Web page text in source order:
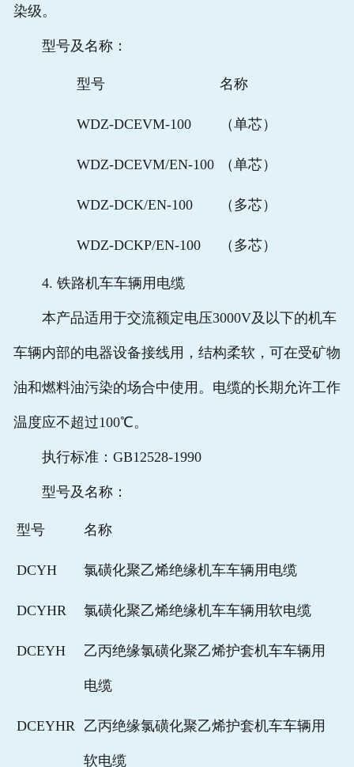
染级。
型号及名称：
型号 名称
WDZ-DCEVM-100 （单芯）
WDZ-DCEVM/EN-100 （单芯）
WDZ-DCK/EN-100 （多芯）
WDZ-DCKP/EN-100 （多芯）
4. 铁路机车车辆用电缆
本产品适用于交流额定电压3000V及以下的机车
车辆内部的电器设备接线用，结构柔软，可在受矿物
油和燃料油污染的场合中使用。电缆的长期允许工作
温度应不超过100℃。
执行标准：GB12528-1990
型号及名称：
型号 名称
DCYH 氯磺化聚乙烯绝缘机车车辆用电缆
DCYHR 氯磺化聚乙烯绝缘机车车辆用软电缆
DCEYH 乙丙绝缘氯磺化聚乙烯护套机车车辆用
电缆
DCEYHR 乙丙绝缘氯磺化聚乙烯护套机车车辆用
软电缆